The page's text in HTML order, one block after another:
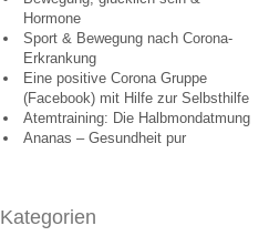
Hormone
Sport & Bewegung nach Corona-
Erkrankung
Eine positive Corona Gruppe
(Facebook) mit Hilfe zur Selbsthilfe
Atemtraining: Die Halbmondatmung
Ananas – Gesundheit pur
Kategorien